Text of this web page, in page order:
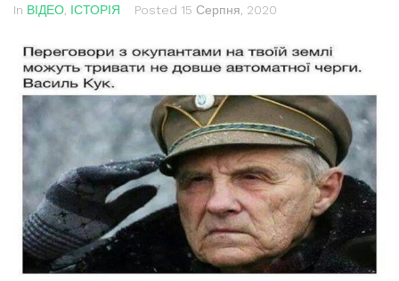
In ВІДЕО, ІСТОРІЯ Posted 15 Серпня, 2020